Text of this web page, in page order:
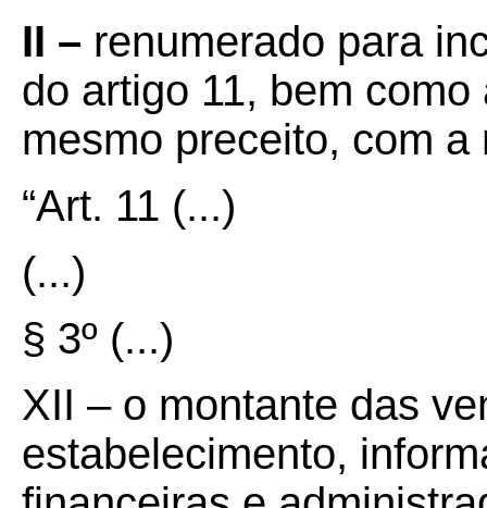
II – renumerado para
do artigo 11, bem
mesmo preceito, com
“Art. 11 (...)
(...)
§ 3º (...)
XII – o montante das
estabelecimento,